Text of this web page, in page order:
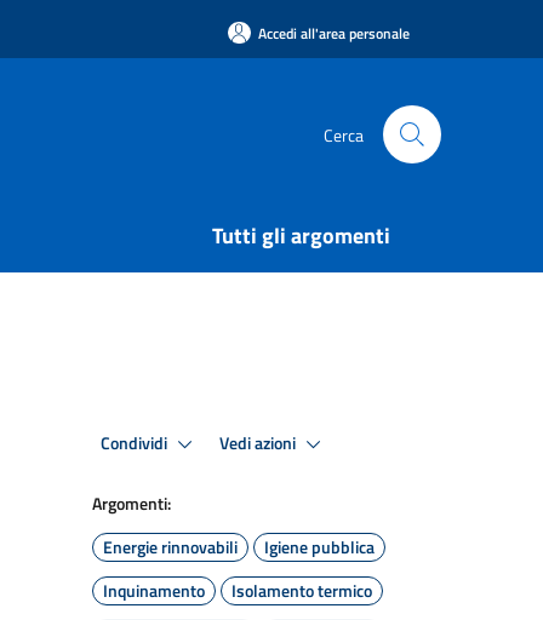
Accedi all'area personale
Cerca
Tutti gli argomenti
Condividi Vedi azioni
Argomenti:
Energie rinnovabili
Igiene pubblica
Inquinamento
Isolamento termico